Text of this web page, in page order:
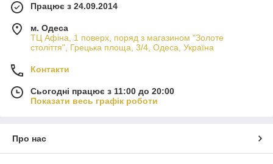
Працює з 24.09.2014
м. Одеса
ТЦ Афіна, 1 поверх, поряд з магазином "Золоте
століття", Грецька площа, 3/4, Одеса, Україна
Контакти
Сьогодні працює з 11:00 до 20:00
Показати весь графік роботи
Про нас